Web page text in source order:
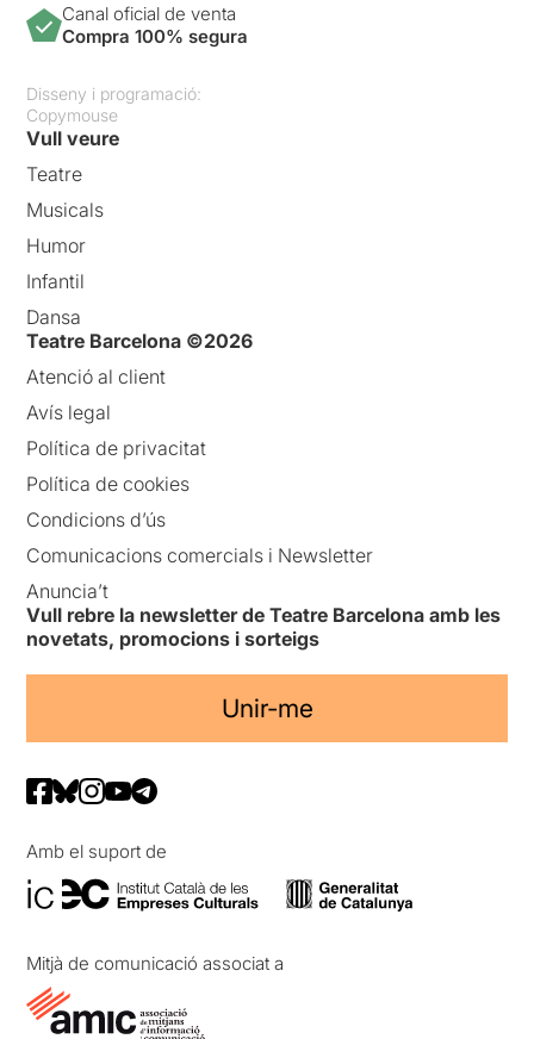
Canal oficial de venta
Compra 100% segura
Disseny i programació:
Copymouse
Vull veure
Teatre
Musicals
Humor
Infantil
Dansa
Teatre Barcelona ©2026
Atenció al client
Avís legal
Política de privacitat
Política de cookies
Condicions d’ús
Comunicacions comercials i Newsletter
Anuncia’t
Vull rebre la newsletter de Teatre Barcelona amb les
novetats, promocions i sorteigs
Unir-me
Amb el suport de
Mitjà de comunicació associat a